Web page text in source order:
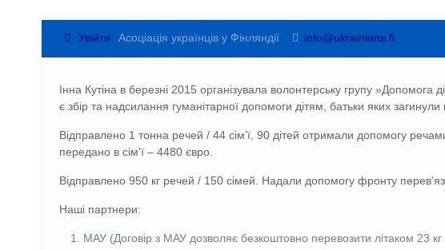
Увійти Асоціація українців у Фінляндії info@ukrainians.fi
Інна Кутіна в березні 2015 організувала волонтерську групу
є збір та надсилання гуманітарної допомоги дітям, батьки яких
Відправлено 1 тонна речей / 44 сім’ї, 90 дітей отримали допомогу
передано в сім’ї – 4480 євро.
Відправлено 950 кг речей / 150 сімей. Надали допомогу фронту
Наші партнери:
МАУ (Договір з МАУ дозволяє безкоштовно перевозити літаком 23 кг